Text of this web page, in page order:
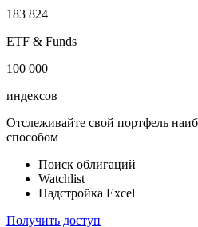
100 000
акций
183 824
ETF & Funds
100 000
Отслеживайте свой портфель
способом
Поиск облигаций